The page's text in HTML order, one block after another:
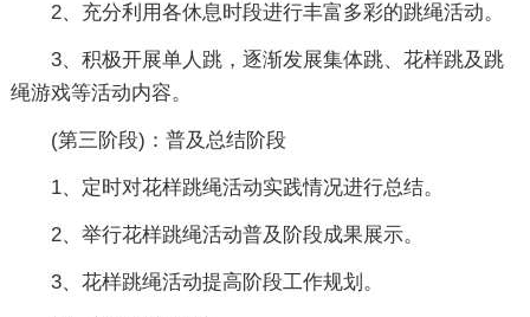
2、充分利用各休息时段进行丰富多彩的跳绳活动。
3、积极开展单人跳，逐渐发展集体跳、花样跳及跳
绳游戏等活动内容。
(第三阶段)：普及总结阶段
1、定时对花样跳绳活动实践情况进行总结。
2、举行花样跳绳活动普及阶段成果展示。
3、花样跳绳活动提高阶段工作规划。